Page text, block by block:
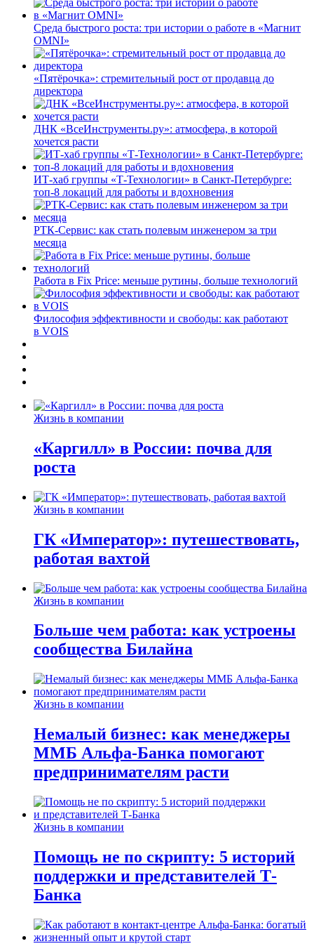
Среда быстрого роста: три истории о работе в «Магнит
OMNI»
«Пятёрочка»: стремительный рост от продавца до
директора
ДНК «ВсеИнструменты.ру»: атмосфера, в которой
хочется расти
ИТ-хаб группы «Т-Технологии» в Санкт-Петербурге:
топ-8 локаций для работы и вдохновения
РТК-Сервис: как стать полевым инженером за три
месяца
Работа в Fix Price: меньше рутины, больше технологий
Философия эффективности и свободы: как работают
в VOIS
Жизнь в компании
«Каргилл» в России: почва для
роста
Жизнь в компании
ГК «Император»: путешествовать,
работая вахтой
Жизнь в компании
Больше чем работа: как устроены
сообщества Билайна
Жизнь в компании
Немалый бизнес: как менеджеры
ММБ Альфа-Банка помогают
предпринимателям расти
Жизнь в компании
Помощь не по скрипту: 5 историй
поддержки и представителей Т-
Банка